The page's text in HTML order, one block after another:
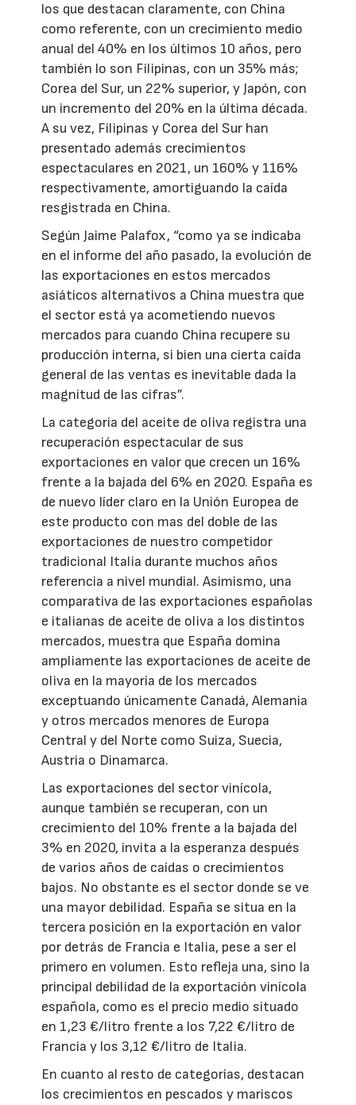
los que destacan claramente, con China
como referente, con un crecimiento medio
anual del 40% en los últimos 10 años, pero
también lo son Filipinas, con un 35% más;
Corea del Sur, un 22% superior, y Japón, con
un incremento del 20% en la última década.
A su vez, Filipinas y Corea del Sur han
presentado además crecimientos
espectaculares en 2021, un 160% y 116%
respectivamente, amortiguando la caída
resgistrada en China.
Según Jaime Palafox, “como ya se indicaba
en el informe del año pasado, la evolución de
las exportaciones en estos mercados
asiáticos alternativos a China muestra que
el sector está ya acometiendo nuevos
mercados para cuando China recupere su
producción interna, si bien una cierta caída
general de las ventas es inevitable dada la
magnitud de las cifras”.
La categoría del aceite de oliva registra una
recuperación espectacular de sus
exportaciones en valor que crecen un 16%
frente a la bajada del 6% en 2020. España es
de nuevo líder claro en la Unión Europea de
este producto con mas del doble de las
exportaciones de nuestro competidor
tradicional Italia durante muchos años
referencia a nivel mundial. Asimismo, una
comparativa de las exportaciones españolas
e italianas de aceite de oliva a los distintos
mercados, muestra que España domina
ampliamente las exportaciones de aceite de
oliva en la mayoría de los mercados
exceptuando únicamente Canadá, Alemania
y otros mercados menores de Europa
Central y del Norte como Suiza, Suecia,
Austria o Dinamarca.
Las exportaciones del sector vinícola,
aunque también se recuperan, con un
crecimiento del 10% frente a la bajada del
3% en 2020, invita a la esperanza después
de varios años de caídas o crecimientos
bajos. No obstante es el sector donde se ve
una mayor debilidad. España se situa en la
tercera posición en la exportación en valor
por detrás de Francia e Italia, pese a ser el
primero en volumen. Esto refleja una, sino la
principal debilidad de la exportación vinícola
española, como es el precio medio situado
en 1,23 €/litro frente a los 7,22 €/litro de
Francia y los 3,12 €/litro de Italia.
En cuanto al resto de categorías, destacan
los crecimientos en pescados y mariscos